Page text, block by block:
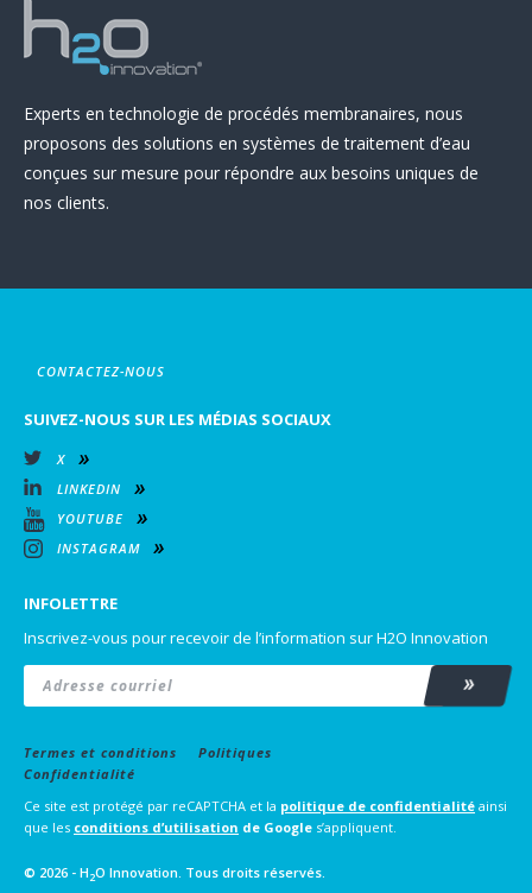
Experts en technologie de procédés membranaires, nous
proposons des solutions en systèmes de traitement d’eau
conçues sur mesure pour répondre aux besoins uniques de
nos clients.
CONTACTEZ-NOUS
SUIVEZ-NOUS SUR LES MÉDIAS SOCIAUX
X
LINKEDIN
YOUTUBE
INSTAGRAM
INFOLETTRE
Inscrivez-vous pour recevoir de l’information sur H2O Innovation
Email Subscribe
Termes et conditions
Politiques
Confidentialité
Ce site est protégé par reCAPTCHA et la politique de confidentialité ainsi
que les conditions d’utilisation de Google s’appliquent.
© 2026 - H2O Innovation. Tous droits réservés.